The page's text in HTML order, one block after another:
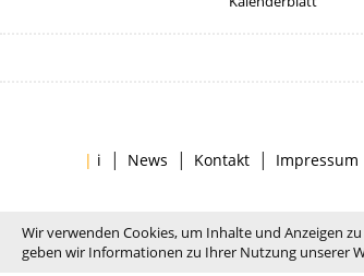
| i | News | Kontakt | Impressum
Wir verwenden Cookies, um Inhalte und Anzeigen
geben wir Informationen zu Ihrer Nutzung unserer